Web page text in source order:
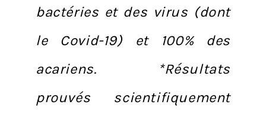
bactéries et des virus (dont
le Covid-19) et 100% des
acariens.
*Résultats
prouvés scientifiquement